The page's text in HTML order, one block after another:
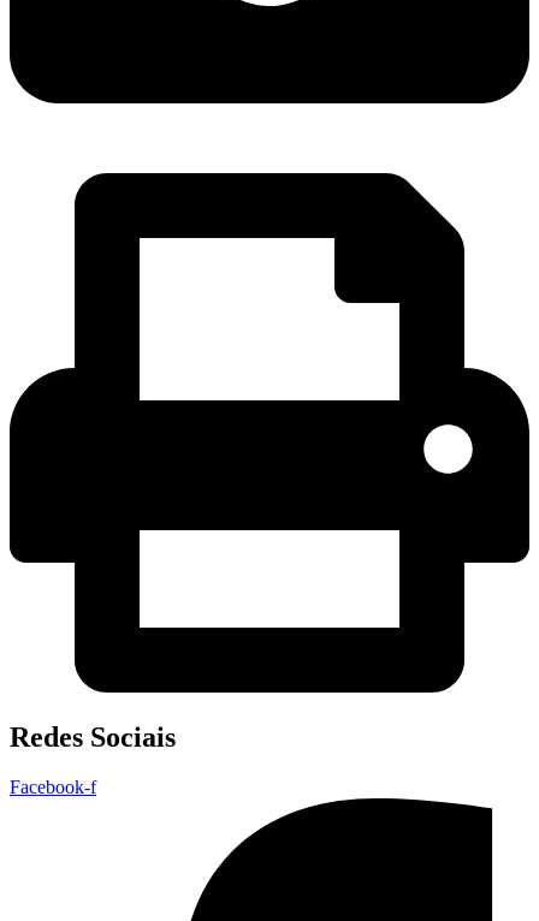
Redes Sociais
Facebook-f